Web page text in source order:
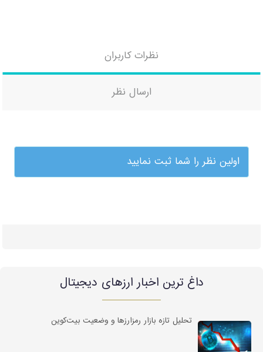
نظرات کاربران
ارسال نظر
اولین نظر را شما ثبت نمایید
داغ ترین اخبار ارزهای دیجیتال
تحلیل تازه بازار رمزارزها و وضعیت بیت‌کوین